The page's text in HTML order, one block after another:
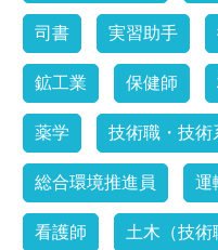
司書 実習助手
鉱工業 保健師
薬学 技術職・技術
総合環境推進員 運
看護師 土木（技術